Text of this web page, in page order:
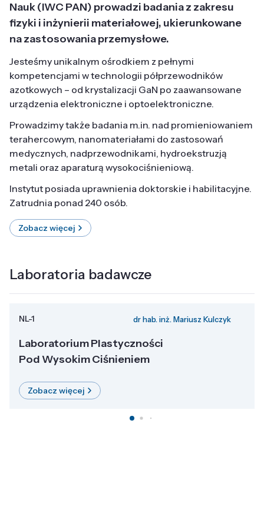
Nauk (IWC PAN) prowadzi badania z zakresu
fizyki i inżynierii materiałowej, ukierunkowane
na zastosowania przemysłowe.
Jesteśmy unikalnym ośrodkiem z pełnymi
kompetencjami w technologii półprzewodników
azotkowych – od krystalizacji GaN po zaawansowane
urządzenia elektroniczne i optoelektroniczne.
Prowadzimy także badania m.in. nad promieniowaniem
terahercowym, nanomateriałami do zastosowań
medycznych, nadprzewodnikami, hydroekstruzją
metali oraz aparaturą wysokociśnieniową.
Instytut posiada uprawnienia doktorskie i habilitacyjne.
Zatrudnia ponad 240 osób.
Zobacz więcej
Laboratoria badawcze
NL-1 dr hab. inż. Mariusz Kulczyk
Laboratorium Plastyczności
Pod Wysokim Ciśnieniem
Zobacz więcej